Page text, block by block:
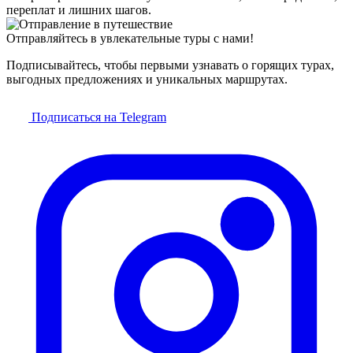
переплат и лишних шагов.
Отправляйтесь в увлекательные туры с нами!
Подписывайтесь, чтобы первыми узнавать о горящих турах,
выгодных предложениях и уникальных маршрутах.
Подписаться на Telegram